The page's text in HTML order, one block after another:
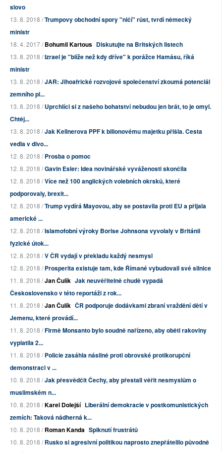
slovo
13. 8. 2018 /Trumpovy obchodní spory "ničí" růst, tvrdí německý
ministr
18. 4. 2017 /Bohumil Kartous Diskutujte na Britských listech
13. 8. 2018 /Izrael je "blíže než kdy dříve" k porážce Hamásu, říká
ministr
13. 8. 2018 /JAR: Jihoafrické rozvojové společenství zkoumá potenciál
zemního pl...
13. 8. 2018 /Uprchlíci si z našeho bohatství nebudou jen brát, to je omyl.
Chtěj...
13. 8. 2018 /Jak Kellnerova PPF k bilionovému majetku přišla. Cesta
vedla v divo...
12. 8. 2018 /Prosba o pomoc
12. 8. 2018 /Gavin Esler: Idea novinářské vyváženosti skončila
12. 8. 2018 /Více než 100 anglických volebních okrsků, které
podporovaly, brexit...
12. 8. 2018 /Trump vydírá Mayovou, aby se postavila proti EU a přijala
americké ...
12. 8. 2018 /Islamofobní výroky Borise Johnsona vyvolaly v Británii
fyzické útok...
12. 8. 2018 /V ČR vydají v překladu každý nesmysl
12. 8. 2018 /Prosperita existuje tam, kde Římané vybudovali své silnice
11. 8. 2018 /Jan Čulík Jak neuvěřitelně chudě vypadá
Československo v této reportáži z rok...
11. 8. 2018 /Jan Čulík ČR podporuje dodávkami zbraní vraždění dětí v
Jemenu, které provádí...
11. 8. 2018 /Firmě Monsanto bylo soudně nařízeno, aby oběti rakoviny
vyplatila 2...
11. 8. 2018 /Policie zasáhla násilně proti obrovské protikorupční
demonstraci v ...
10. 8. 2018 /Jak přesvědčit Čechy, aby přestali věřit nesmyslům o
muslimském n...
10. 8. 2018 /Karel Dolejší Liberální demokracie v postkomunistických
zemích: Taková nádherná k...
10. 8. 2018 /Roman Kanda Spiknutí frustrátů
10. 8. 2018 /Rusko si agresivní politikou naprosto znepřátelilo původně